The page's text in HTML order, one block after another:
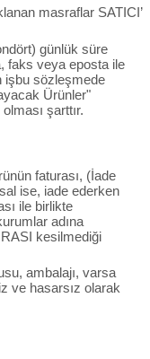
masraflar SATICI’
günlük süre
faks veya eposta ile
işbu sözleşmede
Ürünler"
şarttır.
faturası, (İade
ise, iade ederken
ile birlikte
adına
kesilmediği
ambalajı, varsa
ve hasarsız olarak